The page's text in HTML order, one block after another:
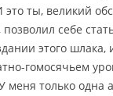
это ты, великий
позволил себе
этого шлака,
гомосячьем
меня только одна